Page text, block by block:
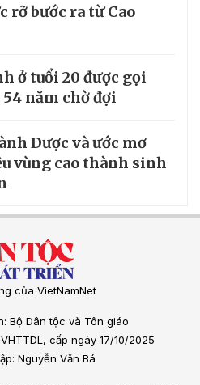
rỡ bước ra từ Cao
ở tuổi 20 được gọi
năm chờ đợi
Dược và ước mơ
vùng cao thành sinh
của VietNamNet
Bộ Dân tộc và Tôn giáo
cấp ngày 17/10/2025
Nguyễn Văn Bá